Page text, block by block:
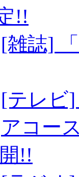
!!
[雑誌]
[テレビ
アコー
!!